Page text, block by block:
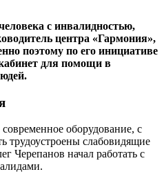
с инвалидностью,
центра «Гармония»,
поэтому по его инициативе
для помощи в
оборудование, с
трудоустроены слабовидящие
Черепанов начал работать с